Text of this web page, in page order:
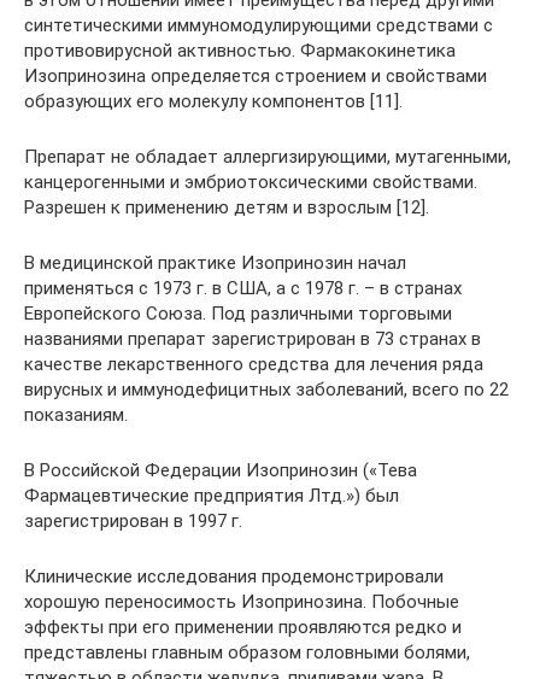
синтетическими иммуномодулирующими средствами с
противовирусной активностью. Фармакокинетика
Изопринозина определяется строением и свойствами
образующих его молекулу компонентов [11].
Препарат не обладает аллергизирующими, мутагенными,
канцерогенными и эмбриотоксическими свойствами.
Разрешен к применению детям и взрослым [12].
В медицинской практике Изопринозин начал
применяться с 1973 г. в США, а с 1978 г. – в странах
Европейского Союза. Под различными торговыми
названиями препарат зарегистрирован в 73 странах в
качестве лекарственного средства для лечения ряда
вирусных и иммунодефицитных заболеваний, всего по 22
показаниям.
В Российской Федерации Изопринозин («Тева
Фармацевтические предприятия Лтд.») был
зарегистрирован в 1997 г.
Клинические исследования продемонстрировали
хорошую переносимость Изопринозина. Побочные
эффекты при его применении проявляются редко и
представлены главным образом головными болями,